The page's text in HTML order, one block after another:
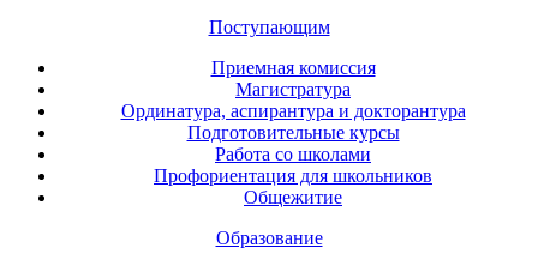
Поступающим
Приемная комиссия
Магистратура
Ординатура, аспирантура и докторантура
Подготовительные курсы
Работа со школами
Профориентация для школьников
Общежитие
Образование